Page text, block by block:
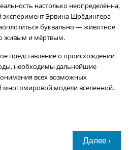
настолько неопределённа,
Эрвина Шрёдингера
буквально — животное
живым и мёртвым.
представление о происхождении
необходимы дальнейшие
всех возможных
многомировой модели вселенной.
Далее ›